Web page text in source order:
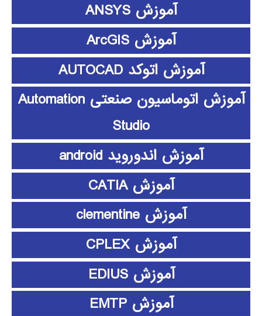
آموزش ANSYS
آموزش ArcGIS
آموزش اتوکد AUTOCAD
آموزش اتوماسیون صنعتی Automation
Studio
آموزش اندوروید android
آموزش CATIA
آموزش clementine
آموزش CPLEX
آموزش EDIUS
آموزش EMTP